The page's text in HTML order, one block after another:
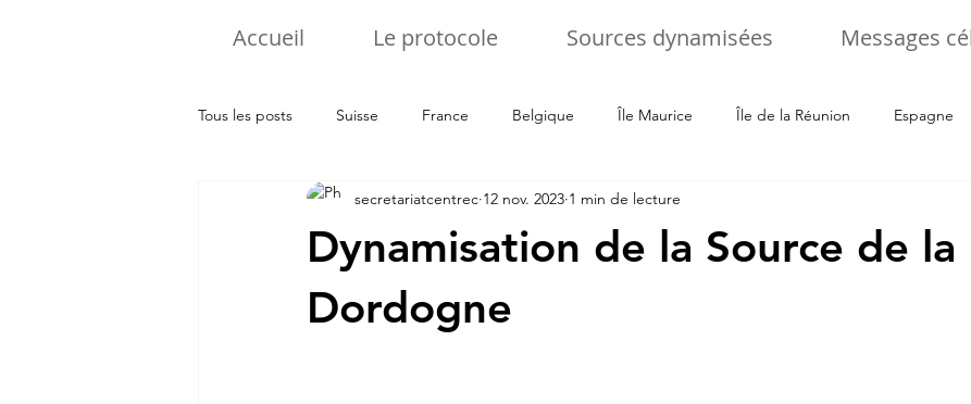
Accueil Le protocole Sources dynamisées Messages
Tous les posts Suisse France Belgique Île Maurice Île de la Réunion Espagne
Luxembourg Italie Tchéquie Ukraine
Dynamisation de la Source de la
Dordogne
secretariatcentrec 12 nov. 2023 1 min de lecture